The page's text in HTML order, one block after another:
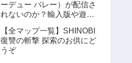
ーデュー バレー）が配信さ
れないのか？輸入版や遊ぶ
【全マップ一覧】SHINOBI
復讐の斬撃 探索のお供にど
うぞ